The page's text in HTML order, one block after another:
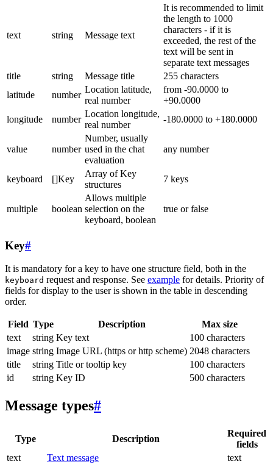
text string Message text
It is recommended to limit
the length to 1000
characters - if it is
exceeded, the rest of the
text will be sent in
separate text messages
title
string Message title
255 characters
latitude
number
Location latitude,
real number
from -90.0000 to
+90.0000
longitude
number
Location longitude,
real number
-180.0000 to +180.0000
value number
Number, usually
used in the chat
evaluation
any number
keyboard []Key
Array of Key
structures
7 keys
multiple boolean
Allows multiple
selection on the
keyboard, boolean
true or false
Key#
It is mandatory for a key to have one structure field, both in the
keyboard request and response. See example for details. Priority of
fields for display to the user is shown in the table in descending
order.
Field Type Description
Max size
text
string Key text
100 characters
image string Image URL (https or http scheme) 2048 characters
title
string Title or tooltip key
100 characters
id
string Key ID 500 characters
Message types#
Type Description
Required
fields
text
Text message
text